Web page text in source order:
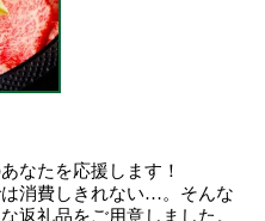
あなたを応援します！
消費しきれない…。そんな
返礼品をご用意しました。